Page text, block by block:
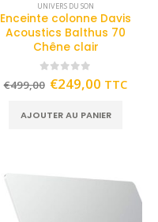
UNIVERS DU SON
Enceinte colonne Davis
Acoustics Balthus 70
Chêne clair
out of 5
€499,00 €249,00 TTC
AJOUTER AU PANIER